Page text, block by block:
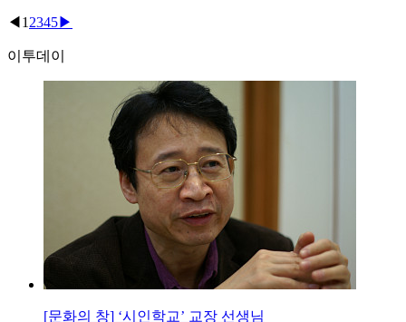
◀ 1 2345▶
이투데이
[문화의 창] ‘시인학교’ 교장 선생님